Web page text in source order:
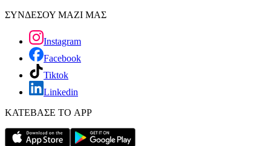
ΣΥΝΔΕΣΟΥ ΜΑΖΙ ΜΑΣ
Instagram
Facebook
Tiktok
Linkedin
ΚΑΤΕΒΑΣΕ ΤΟ APP